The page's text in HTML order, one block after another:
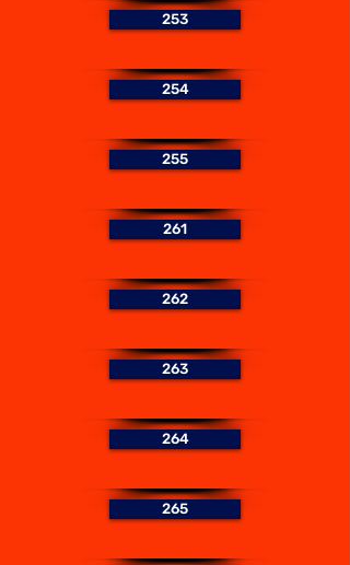
253
254
255
261
262
263
264
265